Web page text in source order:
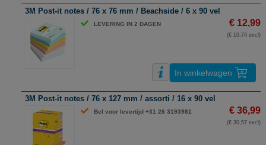
3M Post-it notes / 76 x 76 mm / Beachside / 6 x 90 vel
LEVERING IN 2 DAGEN € 12,99
(€ 10,74 excl)
In winkelwagen
3M Post-it notes / 76 x 127 mm / assorti / 16 x 90 vel
Bel voor levertijd +31 26 3193981 € 36,99
(€ 30,57 excl)